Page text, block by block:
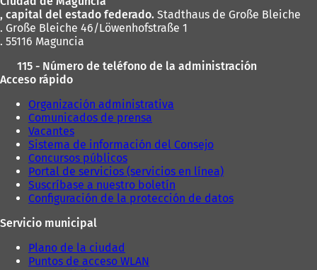
pies
, capital del estado federado. Stadthaus de Große Bleiche
. Große Bleiche 46/Löwenhofstraße 1
. 55116 Maguncia
115 - Número de teléfono de la administración
Acceso rápido
Organización administrativa
Comunicados de prensa
Vacantes
Sistema de información del Consejo
Concursos públicos
Portal de servicios (servicios en línea)
Suscríbase a nuestro boletín
Configuración de la protección de datos
Servicio municipal
Plano de la ciudad
Puntos de acceso WLAN